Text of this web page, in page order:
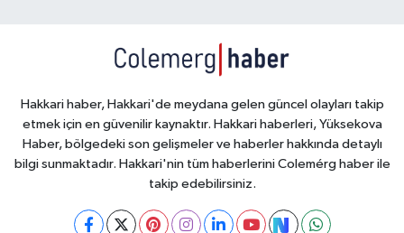
Hakkari haber, Hakkari'de meydana gelen güncel olayları takip
etmek için en güvenilir kaynaktır. Hakkari haberleri, Yüksekova
Haber, bölgedeki son gelişmeler ve haberler hakkında detaylı
bilgi sunmaktadır. Hakkari'nin tüm haberlerini Colemérg haber ile
takip edebilirsiniz.